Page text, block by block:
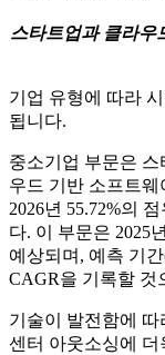
스타트업과 클라우
기업 유형에 따라
됩니다.
중소기업 부문은
우드 기반 소프트
2026년 55.72%의
다. 이 부문은 2025
예상되며, 예측 기
CAGR을 기록할 것
기술이 발전함에
센터 아웃소싱에 더